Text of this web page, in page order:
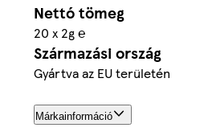
Nettó tömeg
20 x 2g ℮
Származási ország
Gyártva az EU területén
Márkainformáció